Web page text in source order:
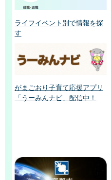
ライフイベント別で情報を探
す
がまごおり子育て応援アプリ
「うーみんナビ」配信中！